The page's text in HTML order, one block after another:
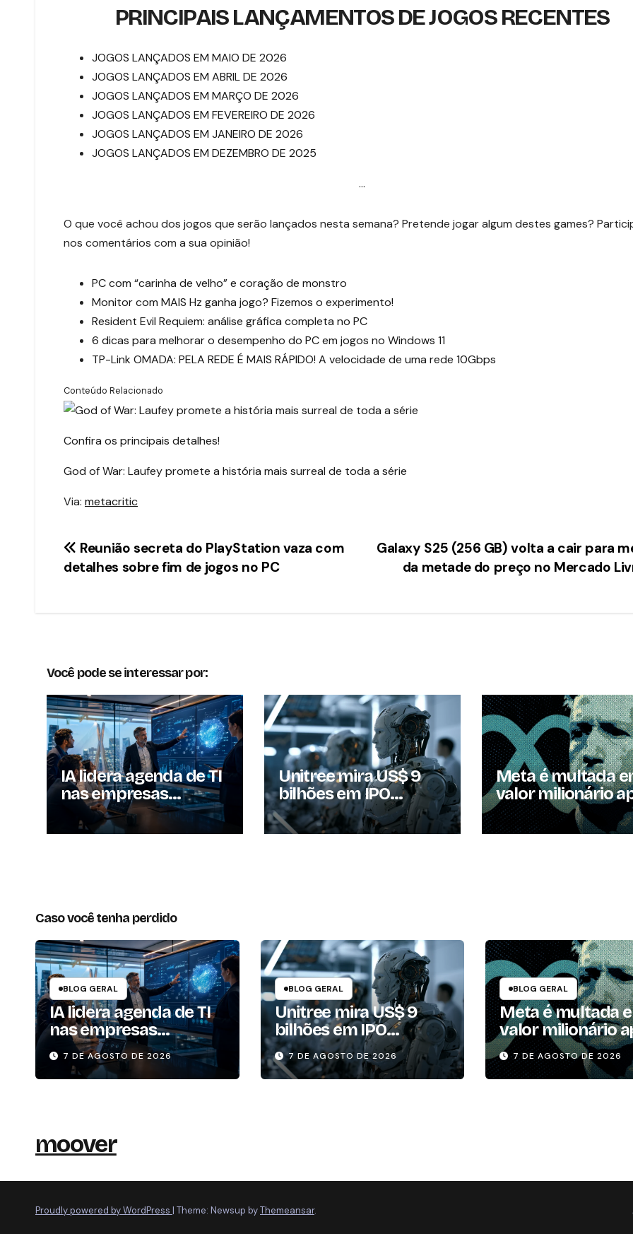
PRINCIPAIS LANÇAMENTOS DE JOGOS RECENTES
JOGOS LANÇADOS EM MAIO DE 2026
JOGOS LANÇADOS EM ABRIL DE 2026
JOGOS LANÇADOS EM MARÇO DE 2026
JOGOS LANÇADOS EM FEVEREIRO DE 2026
JOGOS LANÇADOS EM JANEIRO DE 2026
JOGOS LANÇADOS EM DEZEMBRO DE 2025
…
O que você achou dos jogos que serão lançados nesta semana? Pretende jogar algum destes games?
nos comentários com a sua opinião!
PC com “carinha de velho” e coração de monstro
Monitor com MAIS Hz ganha jogo? Fizemos o experimento!
Resident Evil Requiem: análise gráfica completa no PC
6 dicas para melhorar o desempenho do PC em jogos no Windows 11
TP-Link OMADA: PELA REDE É MAIS RÁPIDO! A velocidade de uma rede 10Gbps
Conteúdo Relacionado
Confira os principais detalhes!
God of War: Laufey promete a história mais surreal de toda a série
Via: metacritic
Navegação
Galaxy S25 (256 GB) volta a cair para
da metade do preço no Mercado
Reunião secreta do PlayStation vaza com
detalhes sobre fim de jogos no PC
Você pode se interessar por:
IA lidera agenda de TI
nas empresas
brasileiras
Unitree mira US$ 9
bilhões em IPO
enquanto EUA
ampliam barreiras a
Meta é multada
valor milionário
juiz comparar
poluição
Caso você tenha perdido
BLOG GERAL
IA lidera agenda de TI
nas empresas
brasileiras
7 DE AGOSTO DE 2026
BLOG GERAL
Unitree mira US$ 9
bilhões em IPO
enquanto EUA
ampliam barreiras a
robôs chineses
7 DE AGOSTO DE 2026
BLOG GERAL
Meta é multada
valor milionário
juiz comparar
poluição
7 DE AGOSTO DE 2026
moover
Proudly powered by WordPress | Theme: Newsup byThemeansar.